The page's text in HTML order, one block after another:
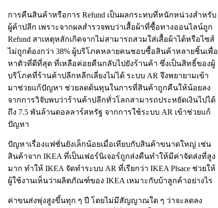
การคืนสินค้าหรือการ Refund เป็นผลกระทบที่หนักหน่วงสำหรับ
ผู้ค้าปลีก เพราะจากผลสำรวจพบว่าเสื้อผ้าที่ซื้อทางออนไลน์ถูก
Refund สาเหตุหลักเกิดจากไม่สามารถสวมใส่เสื้อผ้าได้หรือไซส์
ไม่ถูกต้องกว่า 38% ผู้บริโภคหลายคนชอบซื้อสินค้าหลายชิ้นเพื่อ
หาตัวที่ดีที่สุด ที่เหลือค่อยคืนกลับไปยังร้านค้า ซึ่งเป็นสิทธิ์ของผู้
บริโภคที่ร้านค้าปลีกหลีกเลี่ยงไม่ได้ ระบบ AR จึงพยายามเข้า
มาช่วยแก้ปัญหา ช่วยลดต้นทุนในการที่สินค้าถูกคืนให้น้อยลง
จากการวิจับพบว่าร้านค้าปลีกทั่วโลกสามารถประหยัดเงินไปได้
ถึง 7.5 พันล้านดอลลาร์สหรัฐ จากการใช้ระบบ AR เข้าช่วยแก้
ปัญหา
ปัญหาเรื่องแฟชั่นยังเล็กน้อยเมื่อเทียบกับสินค้าขนาดใหญ่ เช่น
สินค้าจาก IKEA ที่เป็นเฟอร์นิเจอร์ถูกส่งคืนทำให้มีค่าจัดส่งที่สูง
มาก ทำให้ IKEA จัดทำระบบ AR ที่เรียกว่า IKEA Plsace ช่วยให้
ผู้ใช้งานเห็นว่าผลิตภัณฑ์ของ IKEA เหมาะกับบ้าลูกค้าอย่างไร
ค่าขนส่งพุ่งสูงขึ้นทุก ๆ ปี โดยไม่มีสัญญาณใด ๆ ว่าจะลดลง